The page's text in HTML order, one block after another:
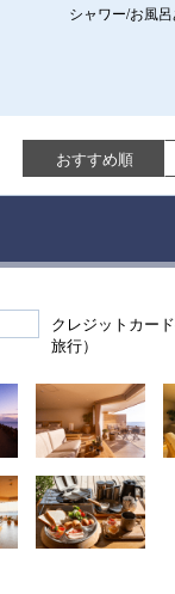
シャワー/お風呂
おすすめ順
クレジットカー
旅行）